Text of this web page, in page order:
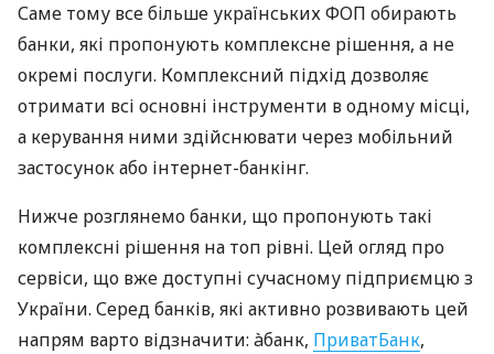
Саме тому все більше українських ФОП обирають
банки, які пропонують комплексне рішення, а не
окремі послуги. Комплексний підхід дозволяє
отримати всі основні інструменти в одному місці,
а керування ними здійснювати через мобільний
застосунок або інтернет-банкінг.
Нижче розглянемо банки, що пропонують такі
комплексні рішення на топ рівні. Цей огляд про
сервіси, що вже доступні сучасному підприємцю з
України. Серед банків, які активно розвивають цей
напрям варто відзначити: àбанк, ПриватБанк,